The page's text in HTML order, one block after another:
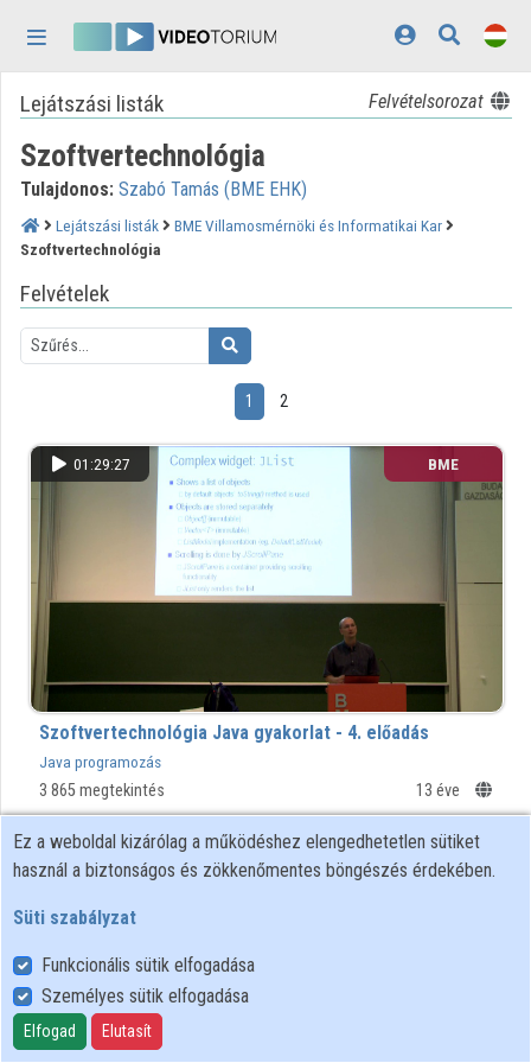
Kezdőlap
Bejelentkezés
Felfedezés
Kategóriák
Lejátszási listák
Intézmények
Megjelenés:világos
Lejátszási listák Felvételsorozat
Szoftvertechnológia
Tulajdonos: Szabó Tamás (BME EHK)
Lejátszási listák
BME Villamosmérnöki és Informatikai Kar
Szoftvertechnológia
Felvételek
1 2
01:29:27 BME
Szoftvertechnológia Java gyakorlat - 4. előadás
Java programozás
3 865 megtekintés 13 éve
01:32:58 BME
Ez a weboldal kizárólag a működéshez elengedhetetlen sütiket
használ a biztonságos és zökkenőmentes böngészés érdekében.
Süti szabályzat
Funkcionális sütik elfogadása
Személyes sütik elfogadása
Elfogad Elutasít